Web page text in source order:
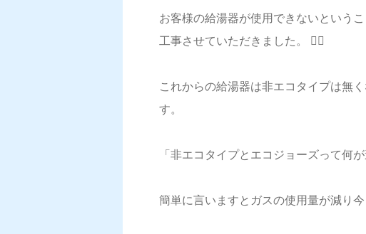
お客様の給湯器が使用できないという
工事させていただきました。 🏃‍♂️
これからの給湯器は非エコタイプは無
す。
「非エコタイプとエコジョーズって何
簡単に言いますとガスの使用量が減り